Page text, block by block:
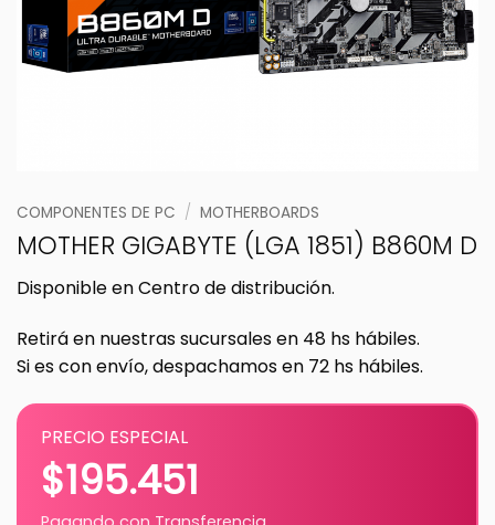
COMPONENTES DE PC / MOTHERBOARDS
MOTHER GIGABYTE (LGA 1851) B860M D
Disponible en Centro de distribución.
Retirá en nuestras sucursales en 48 hs hábiles.
Si es con envío, despachamos en 72 hs hábiles.
PRECIO ESPECIAL
$195.451